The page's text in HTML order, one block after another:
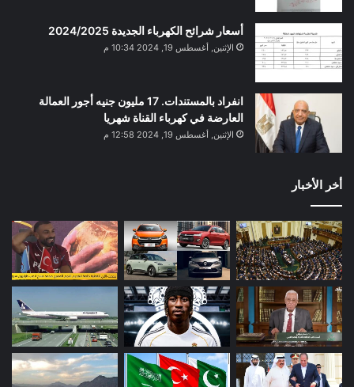
أسعار شرائح الكهرباء الجديدة 2024/2025
الإثنين, أغسطس 19, 2024 10:34 م
انفراد بالمستندات. 17 مليون جنيه أجور العمالة
العارضة في كهرباء القناة شهريا
الإثنين, أغسطس 19, 2024 12:58 م
أخر الأخبار